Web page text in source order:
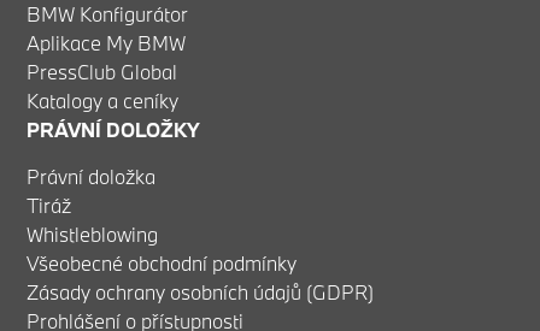
BMW Konfigurátor
Aplikace My BMW
PressClub Global
Katalogy a ceníky
PRÁVNÍ DOLOŽKY
Právní doložka
Tiráž
Whistleblowing
Všeobecné obchodní podmínky
Zásady ochrany osobních údajů (GDPR)
Prohlášení o přístupnosti